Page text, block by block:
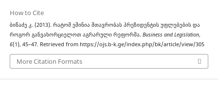
How to Cite
ბიწაძე კ. (2013). რატომ ეშინია მთავრობას პრეზიდენტის უფლებების და
როგორ განვახორციელოთ აგრარული რეფორმა. Business and Legislation,
6(1), 45–47. Retrieved from https://ojs.b-k.ge/index.php/bk/article/view/305
More Citation Formats